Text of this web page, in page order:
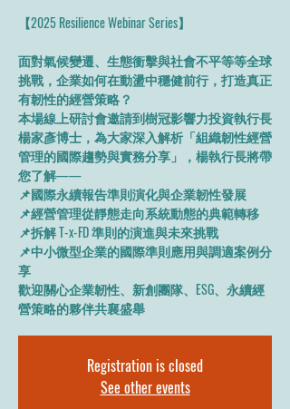
【2025 Resilience Webinar Series】
面對氣候變遷、生態衝擊與社會不平等等全球
挑戰，企業如何在動盪中穩健前行，打造真正
有韌性的經營策略？
本場線上研討會邀請到樹冠影響力投資執行長
楊家彥博士，為大家深入解析「組織韌性經營
管理的國際趨勢與實務分享」，楊執行長將帶
您了解——
📌國際永續報告準則演化與企業韌性發展
📌經營管理從靜態走向系統動態的典範轉移
📌拆解 T-x-FD 準則的演進與未來挑戰
📌中小微型企業的國際準則應用與調適案例分
享
歡迎關心企業韌性、新創團隊、ESG、永續經
營策略的夥伴共襄盛舉
Registration is closed
See other events